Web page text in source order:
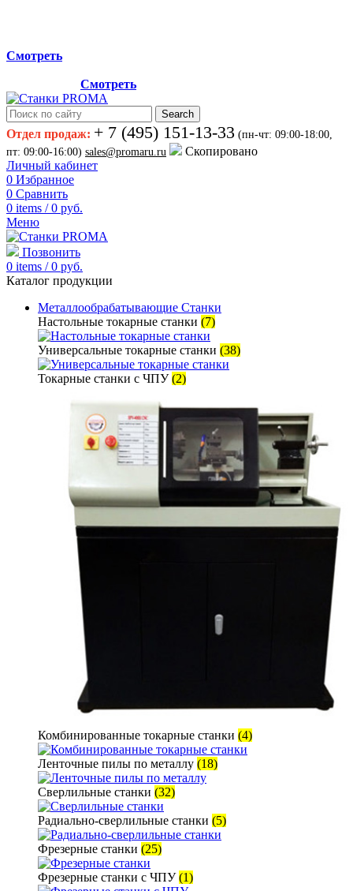
Смотреть
Смотреть
Search
Отдел продаж: + 7 (495) 151-13-33 (пн-чт: 09:00-18:00,
пт: 09:00-16:00) sales@promaru.ru
Скопировано
Личный кабинет
0 Избранное
0 Сравнить
0 items / 0 руб.
Меню
Позвонить
0 items / 0 руб.
Каталог продукции
Металлообрабатывающие Станки
Настольные токарные станки (7)
Универсальные токарные станки (38)
Токарные станки с ЧПУ(2)
Комбинированные токарные станки (4)
Ленточные пилы по металлу (18)
Сверлильные станки (32)
Радиально-сверлильные станки (5)
Фрезерные станки (25)
Фрезерные станки с ЧПУ(1)